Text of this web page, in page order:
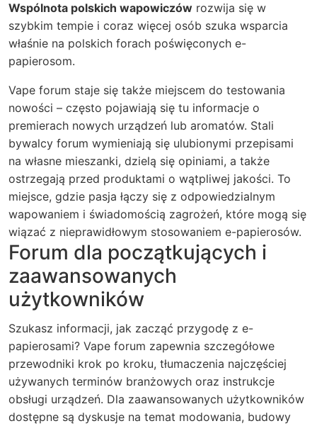
Wspólnota polskich wapowiczów rozwija się w
szybkim tempie i coraz więcej osób szuka wsparcia
właśnie na polskich forach poświęconych e-
papierosom.
Vape forum staje się także miejscem do testowania
nowości – często pojawiają się tu informacje o
premierach nowych urządzeń lub aromatów. Stali
bywalcy forum wymieniają się ulubionymi przepisami
na własne mieszanki, dzielą się opiniami, a także
ostrzegają przed produktami o wątpliwej jakości. To
miejsce, gdzie pasja łączy się z odpowiedzialnym
wapowaniem i świadomością zagrożeń, które mogą się
wiązać z nieprawidłowym stosowaniem e-papierosów.
Forum dla początkujących i
zaawansowanych
użytkowników
Szukasz informacji, jak zacząć przygodę z e-
papierosami? Vape forum zapewnia szczegółowe
przewodniki krok po kroku, tłumaczenia najczęściej
używanych terminów branżowych oraz instrukcje
obsługi urządzeń. Dla zaawansowanych użytkowników
dostępne są dyskusje na temat modowania, budowy